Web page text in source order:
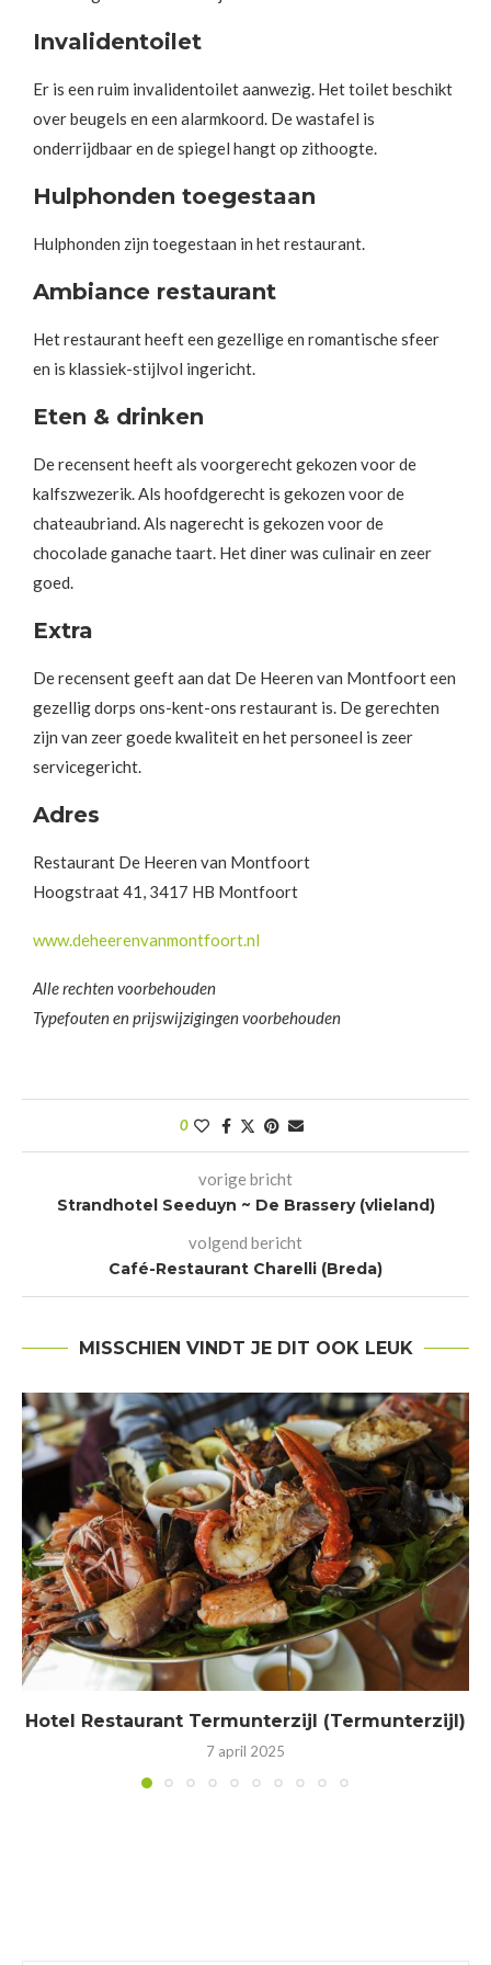
Invalidentoilet
Er is een ruim invalidentoilet aanwezig. Het toilet beschikt
over beugels en een alarmkoord. De wastafel is
onderrijdbaar en de spiegel hangt op zithoogte.
Hulphonden toegestaan
Hulphonden zijn toegestaan in het restaurant.
Ambiance restaurant
Het restaurant heeft een gezellige en romantische sfeer
en is klassiek-stijlvol ingericht.
Eten & drinken
De recensent heeft als voorgerecht gekozen voor de
kalfszwezerik. Als hoofdgerecht is gekozen voor de
chateaubriand. Als nagerecht is gekozen voor de
chocolade ganache taart. Het diner was culinair en zeer
goed.
Extra
De recensent geeft aan dat De Heeren van Montfoort een
gezellig dorps ons-kent-ons restaurant is. De gerechten
zijn van zeer goede kwaliteit en het personeel is zeer
servicegericht.
Adres
Restaurant De Heeren van Montfoort
Hoogstraat 41, 3417 HB Montfoort
www.deheerenvanmontfoort.nl
Alle rechten voorbehouden
Typefouten en prijswijzigingen voorbehouden
0
vorige bricht
Strandhotel Seeduyn ~ De Brassery (vlieland)
volgend bericht
Café-Restaurant Charelli (Breda)
MISSCHIEN VINDT JE DIT OOK LEUK
Hotel Restaurant Termunterzijl (Termunterzijl)
7 april 2025